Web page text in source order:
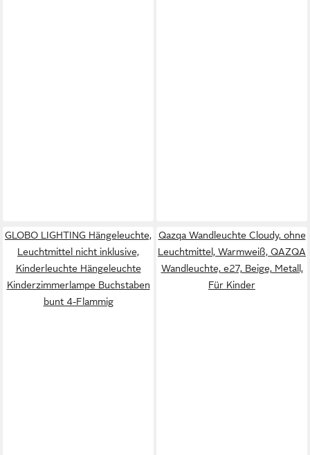
GLOBO LIGHTING Hängeleuchte,
Leuchtmittel nicht inklusive,
Kinderleuchte Hängeleuchte
Kinderzimmerlampe Buchstaben
bunt 4-Flammig
Qazqa Wandleuchte Cloudy, ohne
Leuchtmittel, Warmweiß, QAZQA
Wand­leuchte, e27, Beige, Metall,
Für Kinder